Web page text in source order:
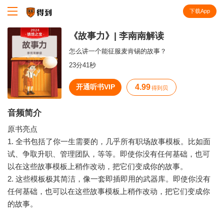
下载App
《故事力》| 李南南解读
怎么讲一个能征服麦肯锡的故事？
23分41秒
开通听书VIP 4.99 得到贝
音频简介
原书亮点
1. 全书包括了你一生需要的，几乎所有职场故事模板。比如面
试、争取升职、管理团队，等等。即使你没有任何基础，也可
以在这些故事模板上稍作改动，把它们变成你的故事。
2. 这些模板极其简洁，像一套即插即用的武器库。即使你没有
任何基础，也可以在这些故事模板上稍作改动，把它们变成你
的故事。